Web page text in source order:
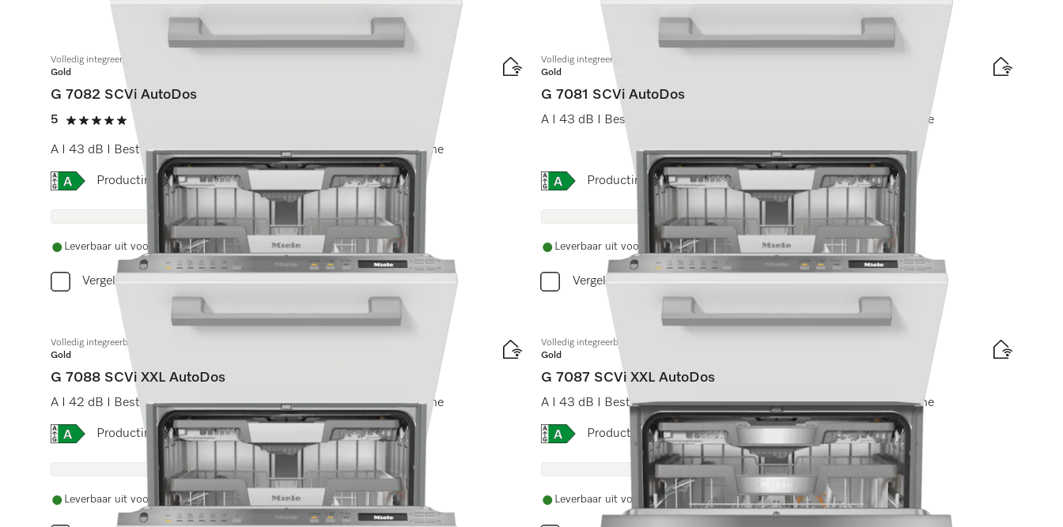
Volledig integreerbare vaatwassers
Gold
G 7082 SCVi AutoDos
5
5 sterren op 5
A I 43 dB I Besteklade I ExtraComfort rekken I AutoDos I Miele@home
Online Label Flag, Energielabel
Productinformatieblad
Leverbaar uit voorraad met gratis levering
Vergelijken
Volledig integreerbare vaatwassers
Gold
G 7081 SCVi AutoDos
A I 43 dB I Besteklade I ExtraComfort rekken I AutoDos I Miele@home
Online Label Flag, Energielabel
Productinformatieblad
Leverbaar uit voorraad met gratis levering
Vergelijken
Volledig integreerbare vaatwasser XXL
Gold
G 7088 SCVi XXL AutoDos
A I 42 dB I Besteklade I ExtraComfort rekken I AutoDos I Miele@home
Online Label Flag, Energielabel
Productinformatieblad
Leverbaar uit voorraad met gratis levering
Volledig integreerbare vaatwasser XXL
Gold
G 7087 SCVi XXL AutoDos
A I 43 dB I Besteklade I ExtraComfort rekken I AutoDos I Miele@home
Online Label Flag, Energielabel
Productinformatieblad
Leverbaar uit voorraad met gratis levering